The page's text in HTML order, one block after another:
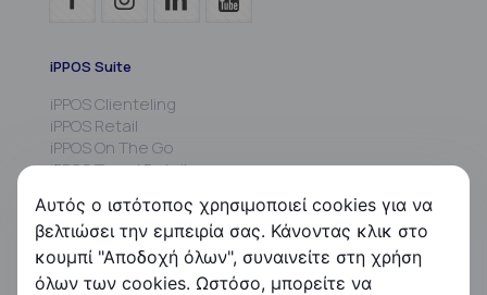
iPPOS Suite
iPPOS Clienteling
iPPOS Retail
iPPOS On The Go
iPPOS Travel Retail
iPPOS Commissions
iPPOS Kiosk
FS HRMS
Αυτός ο ιστότοπος χρησιμοποιεί cookies για να
βελτιώσει την εμπειρία σας. Κάνοντας κλικ στο
κουμπί "Αποδοχή όλων", συναινείτε στη χρήση
όλων των cookies. Ωστόσο, μπορείτε να